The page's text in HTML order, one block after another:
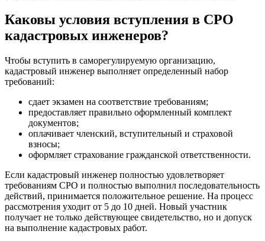
Каковы условия вступления в СРО
кадастровых инженеров?
Чтобы вступить в саморегулируемую организацию,
кадастровый инженер выполняет определенный набор
требований:
сдает экзамен на соответствие требованиям;
предоставляет правильно оформленный комплект
документов;
оплачивает членский, вступительный и страховой
взносы;
оформляет страхование гражданской ответственности.
Если кадастровый инженер полностью удовлетворяет
требованиям СРО и полностью выполнил последовательность
действий, принимается положительное решение. На процесс
рассмотрения уходит от 5 до 10 дней. Новый участник
получает не только действующее свидетельство, но и допуск
на выполнение кадастровых работ.